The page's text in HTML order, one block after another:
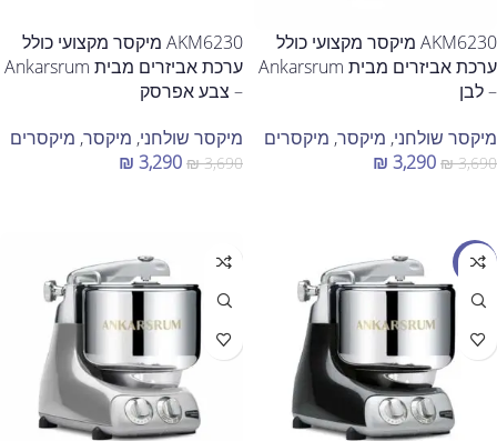
AKM6230 מיקסר מקצועי כולל
ערכת אביזרים מבית Ankarsrum
– לבן
מיקסר שולחני, מיקסר, מיקסרים
₪3,690
₪ 3,290
AKM6230 מיקסר מקצועי כולל
ערכת אביזרים מבית Ankarsrum
– צבע אפרסק
מיקסר שולחני, מיקסר, מיקסרים
₪3,690
₪ 3,290
מבצע